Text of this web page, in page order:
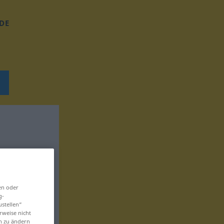
DE
oder
nicht
zu ändern